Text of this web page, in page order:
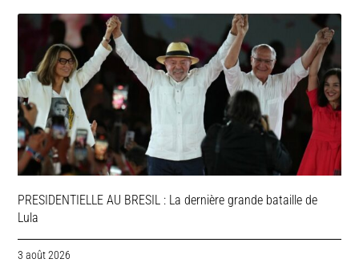
PRESIDENTIELLE AU BRESIL : La dernière grande bataille de
Lula
3 août 2026